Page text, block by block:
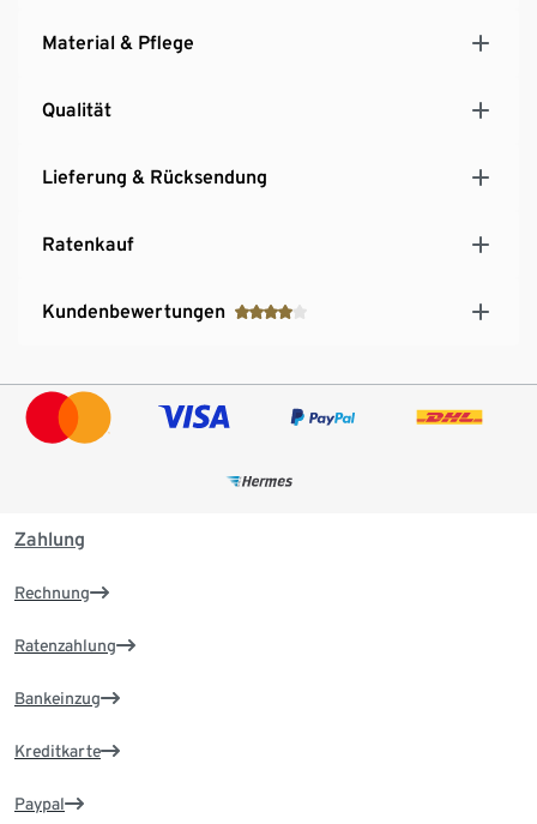
Material & Pflege
Qualität
Lieferung & Rücksendung
Ratenkauf
Kundenbewertungen
Zahlung
Rechnung
Ratenzahlung
Bankeinzug
Kreditkarte
Paypal